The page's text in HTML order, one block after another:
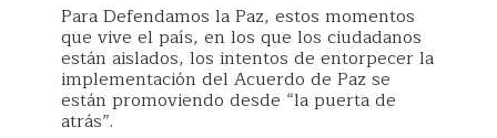
Para Defendamos la Paz, estos momentos
que vive el país, en los que los ciudadanos
están aislados, los intentos de entorpecer la
implementación del Acuerdo de Paz se
están promoviendo desde “la puerta de
atrás”.